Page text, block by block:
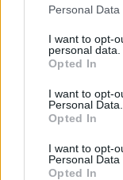
Personal
I want to opt-
personal data.
Opted In
I want to opt-
Personal Data.
Opted In
I want to opt-
Personal Data
Opted In
Ero
Kolmiodraama
Kommenttiosio
Heräsikö